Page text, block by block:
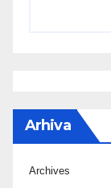
Arhiva
Archives